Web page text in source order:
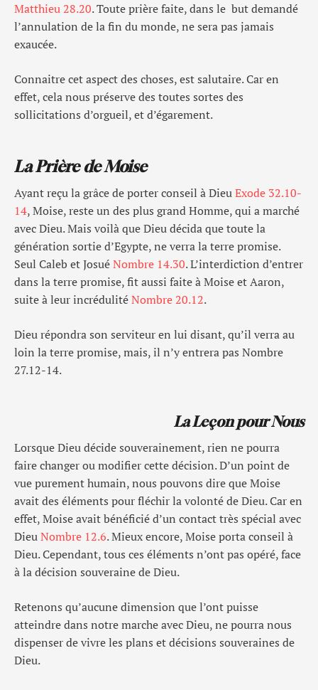
Matthieu 28.20. Toute prière faite, dans le but demandé
l’annulation de la fin du monde, ne sera pas jamais
exaucée.
Connaitre cet aspect des choses, est salutaire. Car en
effet, cela nous préserve des toutes sortes des
sollicitations d’orgueil, et d’égarement.
La Prière de Moise
Ayant reçu la grâce de porter conseil à DieuExode 32.10-
14, Moise, reste un des plus grand Homme, qui a marché
avec Dieu. Mais voilà que Dieu décida que toute la
génération sortie d’Egypte, ne verra la terre promise.
Seul Caleb et JosuéNombre 14.30. L’interdiction d’entrer
dans la terre promise, fit aussi faite à Moise et Aaron,
suite à leur incrédulitéNombre 20.12.
Dieu répondra son serviteur en lui disant, qu’il verra au
loin la terre promise, mais, il n’y entrera pas Nombre
27.12-14.
La Leçon pour Nous
Lorsque Dieu décide souverainement, rien ne pourra
faire changer ou modifier cette décision. D’un point de
vue purement humain, nous pouvons dire que Moise
avait des éléments pour fléchir la volonté de Dieu. Car en
effet, Moise avait bénéficié d’un contact très spécial avec
DieuNombre 12.6. Mieux encore, Moise porta conseil à
Dieu. Cependant, tous ces éléments n’ont pas opéré, face
à la décision souveraine de Dieu.
Retenons qu’aucune dimension que l’ont puisse
atteindre dans notre marche avec Dieu, ne pourra nous
dispenser de vivre les plans et décisions souveraines de
Dieu.